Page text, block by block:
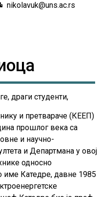
nikolavuk@uns.ac.rs
драги студенти,
и претвараче (КЕЕП)
прошлог века са
и научно-
и Департмана у овој
односно
име Катедре, давне 1985